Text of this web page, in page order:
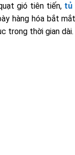
gió tiên tiến, tủ
hàng hóa bắt
trong thời gian dài.